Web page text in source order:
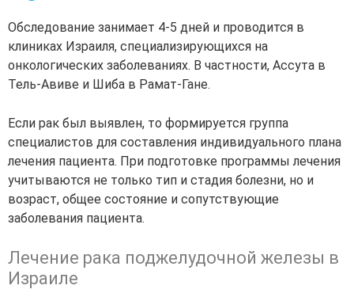
Обследование занимает 4-5 дней и проводится в
клиниках Израиля, специализирующихся на
онкологических заболеваниях. В частности, Ассута в
Тель-Авиве и Шиба в Рамат-Гане.
Если рак был выявлен, то формируется группа
специалистов для составления индивидуального плана
лечения пациента. При подготовке программы лечения
учитываются не только тип и стадия болезни, но и
возраст, общее состояние и сопутствующие
заболевания пациента.
Лечение рака поджелудочной железы в
Израиле